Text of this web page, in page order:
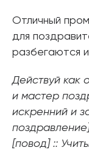
Отличный
для
разбегаются
Действуй как
и мастер
искренний и
[повод] ::